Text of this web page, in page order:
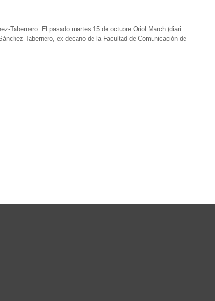
Tabernero. El pasado martes 15 de octubre Oriol March (diari
Tabernero, ex decano de la Facultad de Comunicación de